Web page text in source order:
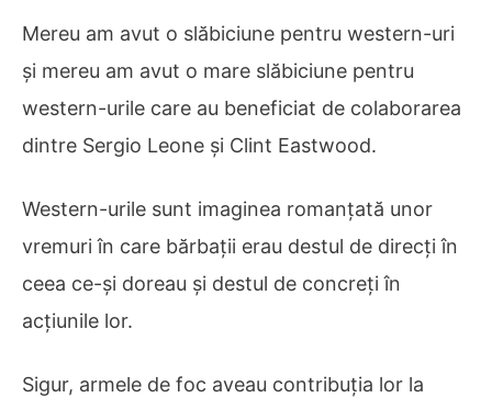
Mereu am avut o slăbiciune pentru western-uri
și mereu am avut o mare slăbiciune pentru
western-urile care au beneficiat de colaborarea
dintre Sergio Leone și Clint Eastwood.
Western-urile sunt imaginea romanțată unor
vremuri în care bărbații erau destul de direcți în
ceea ce-și doreau și destul de concreți în
acțiunile lor.
Sigur, armele de foc aveau contribuția lor la